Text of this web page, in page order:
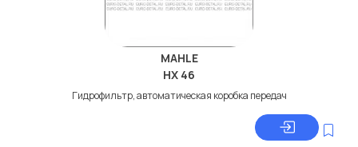
MAHLE
HX 46
Гидрофильтр, автоматическая коробка передач